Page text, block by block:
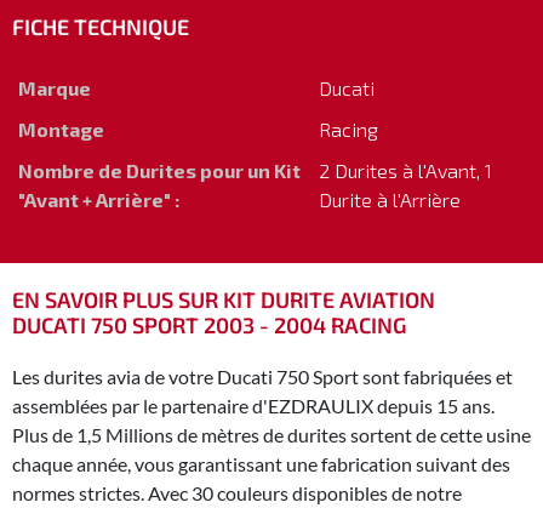
FICHE TECHNIQUE
Marque
Ducati
Montage
Racing
Nombre de Durites pour un Kit
"Avant + Arrière" :
2 Durites à l'Avant, 1
Durite à l'Arrière
EN SAVOIR PLUS SUR KIT DURITE AVIATION
DUCATI 750 SPORT 2003 - 2004 RACING
Les durites avia de votre Ducati 750 Sport sont fabriquées et
assemblées par le partenaire d'EZDRAULIX depuis 15 ans.
Plus de 1,5 Millions de mètres de durites sortent de cette usine
chaque année, vous garantissant une fabrication suivant des
normes strictes. Avec 30 couleurs disponibles de notre